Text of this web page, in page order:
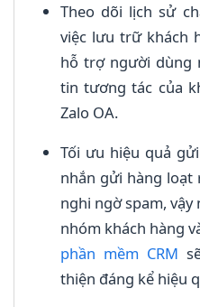
Theo dõi lịch sử
việc lưu trữ khách
hỗ trợ người dùng
tin tương tác của
Zalo OA.
Tối ưu hiệu quả
nhắn gửi hàng
nghi ngờ spam, vậy
nhóm khách hàng
phần mềm CRM
thiện đáng kể hiệu